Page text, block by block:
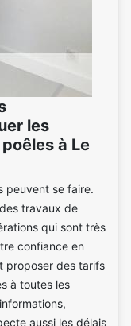
les
à Le
peuvent se faire.
travaux de
qui sont très
confiance en
proposer des tarifs
à toutes les
aussi les délais